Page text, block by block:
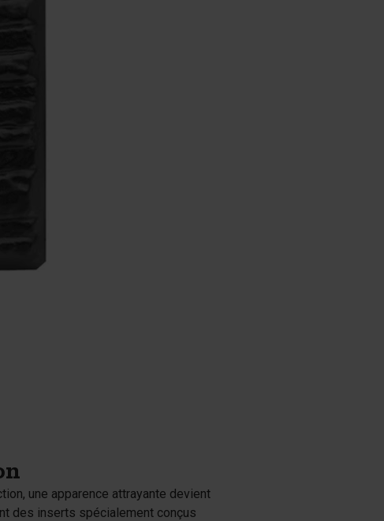
une apparence attrayante devient
des inserts spécialement conçus